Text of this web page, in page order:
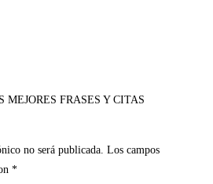
MEJORES FRASES Y CITAS
no será publicada. Los campos
*